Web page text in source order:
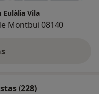
Vila
Montbui 08140
(228)